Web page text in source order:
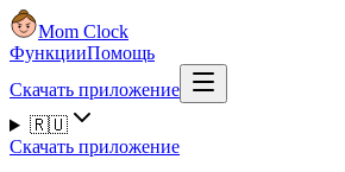
Mom Clock
ФункцииПомощь
Скачать приложение
🇷🇺
Скачать приложение